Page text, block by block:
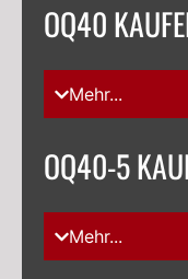
OQ40
Mehr...
OQ40-5
Mehr...